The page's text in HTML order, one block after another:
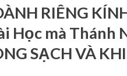
RIÊNG
Học mà Thánh
SẠCH VÀ